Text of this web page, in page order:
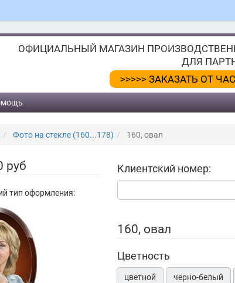
ОФИЦИАЛЬНЫЙ МАГАЗИН
ДЛЯ
>>>>> ЗАКАЗАТЬ ОТ
Фото на стекле (160...178) 160, овал
руб
тип оформления:
Клиентский номер:
160, овал
Цветность
цветной черно-белый